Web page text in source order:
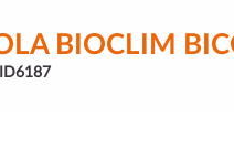
BIOCLIM
ID6187